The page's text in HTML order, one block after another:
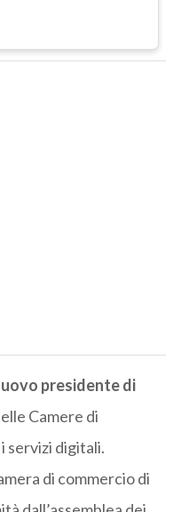
presidente di
Camere di
servizi digitali.
di commercio di